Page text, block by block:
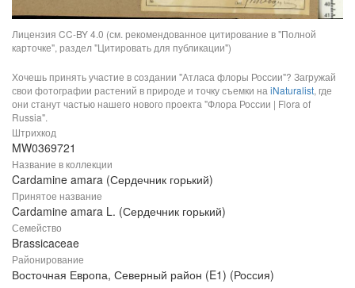
Лицензия CC-BY 4.0 (см. рекомендованное цитирование в "Полной
карточке", раздел "Цитировать для публикации")
Хочешь принять участие в создании "Атласа флоры России"? Загружай
свои фотографии растений в природе и точку съемки на iNaturalist, где
они станут частью нашего нового проекта "Флора России | Flora of
Russia".
Штрихкод
MW0369721
Название в коллекции
Cardamine amara (Сердечник горький)
Принятое название
Cardamine amara L. (Сердечник горький)
Семейство
Brassicaceae
Районирование
Восточная Европа, Северный район (E1) (Россия)